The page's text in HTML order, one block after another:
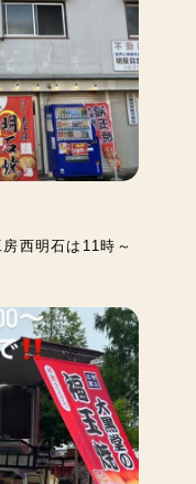
西明石は11時～